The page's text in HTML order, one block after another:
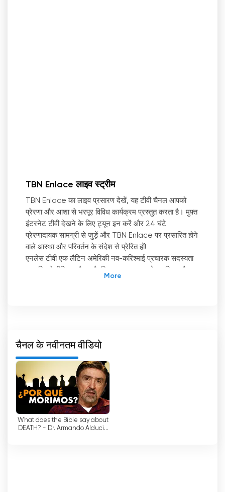
TBN Enlace लाइव स्ट्रीम
TBN Enlace का लाइव प्रसारण देखें, यह टीवी चैनल आपको
प्रेरणा और आशा से भरपूर विविध कार्यक्रम प्रस्तुत करता है। मुफ़्त
इंटरनेट टीवी देखने के लिए ट्यून इन करें और 24 घंटे
प्रेरणादायक सामग्री से जुड़ें और TBN Enlace पर प्रसारित होने
वाले आस्था और परिवर्तन के संदेश से प्रेरित हों!
एनलेस टीवी एक लैटिन अमेरिकी नव-करिश्माई प्रचारक सदस्यता
एनलेस टीवी'
इस चैनल का निर्माण अमेरिका, यूरोप और एशिया के
पहुंच पाती है। 23 देशों में 6,285 से अधिक प्रसारण केंद्रों और
कार्यालयों के साथ, यह चैनल अपनी पहुंच का विस्तार करने और
व्यापक दर्शकों तक पहुंचने में सक्षम रहा है।
एनलेस टीवी में लगभग 700 कर्मचारी हैं जो गुणवत्तापूर्ण कार्यक्रम
बनाने और प्रसारित करने के लिए कड़ी मेहनत करते हैं। ये
कार्यक्रम सुसमाचार प्रचार, बाइबिल की शिक्षाएं, ईसाई संगीत
चैनल के नवीनतम वीडियो
What does the Bible say about
DEATH? - Dr. Armando Alducin